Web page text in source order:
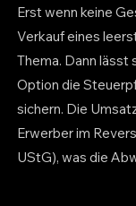
Erst wenn keine
Verkauf eines
Thema. Dann lässt
Option die
sichern. Die
Erwerber im
UStG), was die